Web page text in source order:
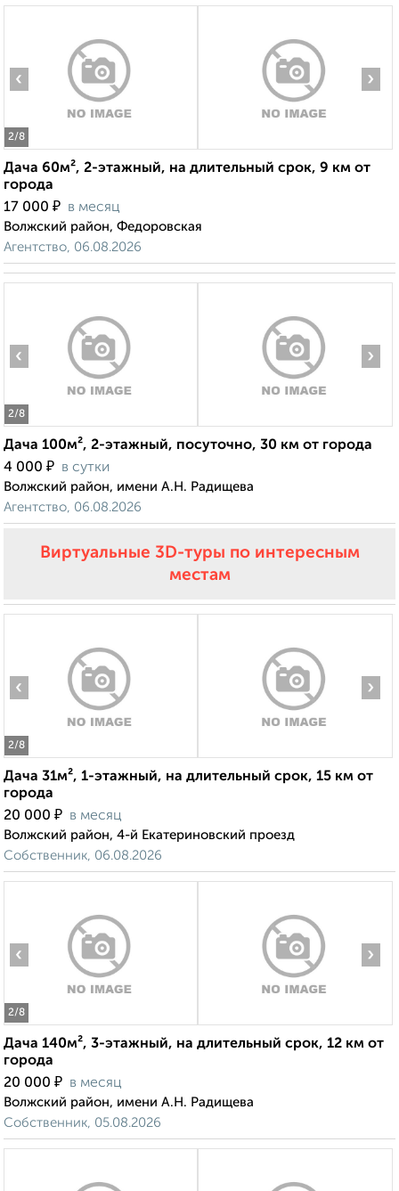
2/8
‹ ›
Дача 60м², 2-этажный, на длительный срок, 9 км от
города
17 000 ₽ в месяц
Волжский район, Федоровская
Агентство, 06.08.2026
2/8
‹ ›
Дача 100м², 2-этажный, посуточно, 30 км от города
4 000 ₽ в сутки
Волжский район, имени А.Н. Радищева
Агентство, 06.08.2026
Виртуальные 3D-туры по интересным
местам
2/8
‹ ›
Дача 31м², 1-этажный, на длительный срок, 15 км от
города
20 000 ₽ в месяц
Волжский район, 4-й Екатериновский проезд
Собственник, 06.08.2026
2/8
‹ ›
Дача 140м², 3-этажный, на длительный срок, 12 км от
города
20 000 ₽ в месяц
Волжский район, имени А.Н. Радищева
Собственник, 05.08.2026